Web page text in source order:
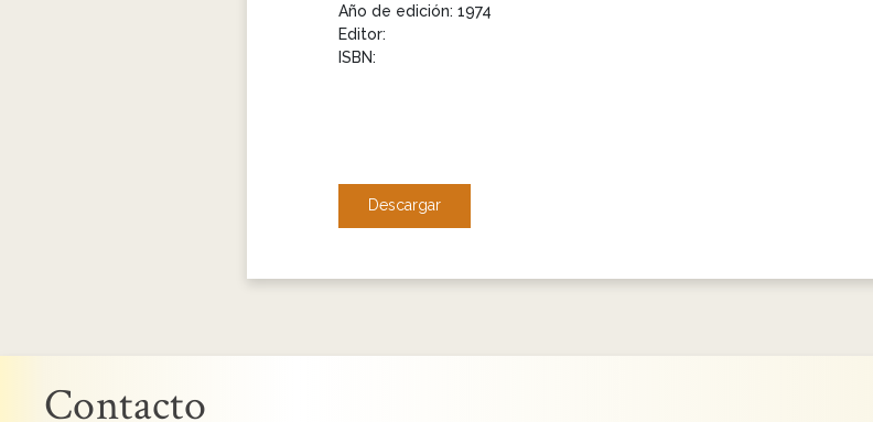
Año de edición: 1974
Editor:
ISBN:
Descargar
Contacto